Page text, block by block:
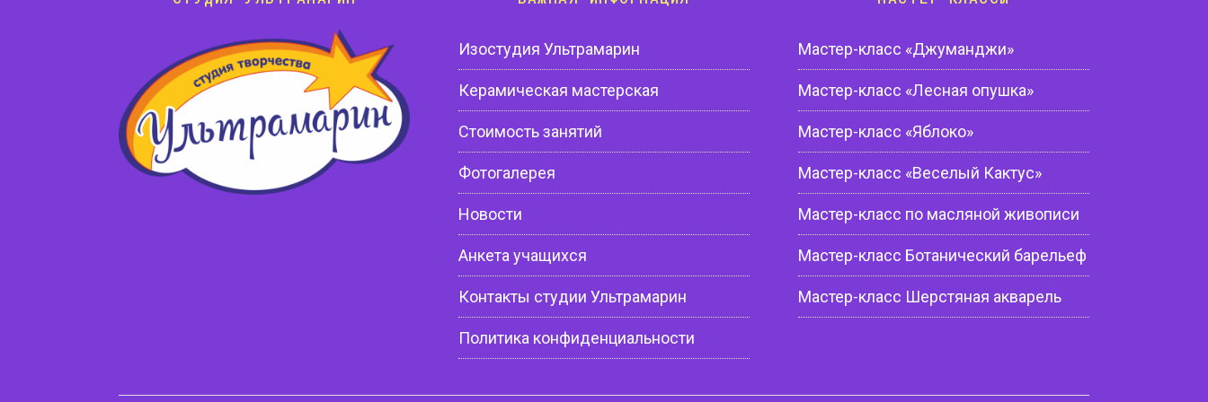
Изостудия Ультрамарин
Керамическая мастерская
Стоимость занятий
Фотогалерея
Новости
Анкета учащихся
Контакты студии Ультрамарин
Политика конфиденциальности
Мастер-класс «Джуманджи»
Мастер-класс «Лесная опушка»
Мастер-класс «Яблоко»
Мастер-класс «Веселый Кактус»
Мастер-класс по масляной живописи
Мастер-класс Ботанический барельеф
Мастер-класс Шерстяная акварель